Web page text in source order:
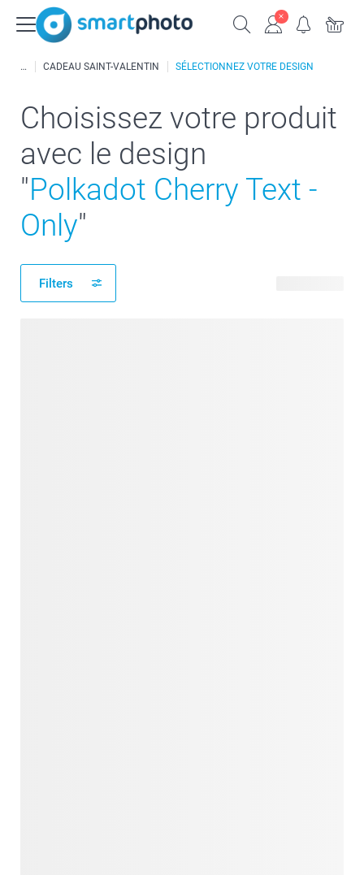
CADEAU SAINT-VALENTIN SÉLECTIONNEZ VOTRE DESIGN
Choisissez votre produit
avec le design
"Polkadot Cherry Text -
Only"
Filters